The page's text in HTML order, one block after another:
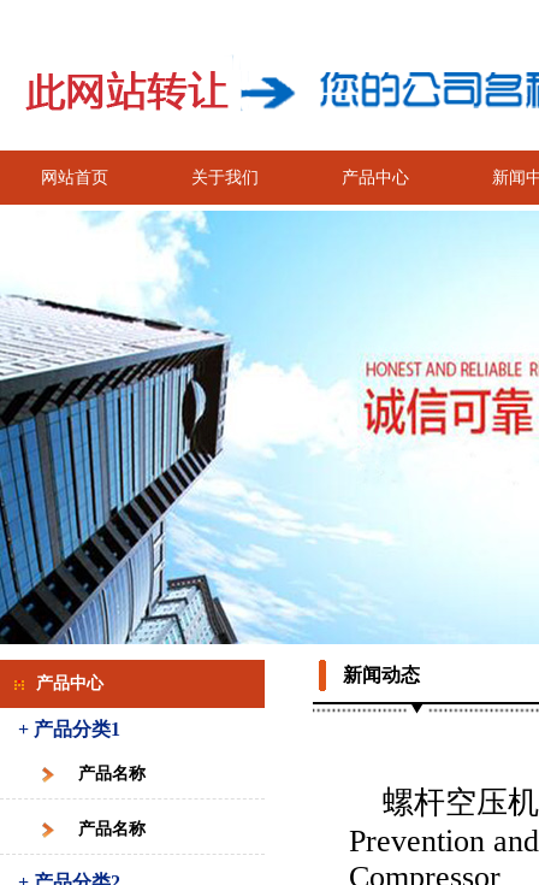
网站首页 关于我们 产品中心 新闻
产品中心
+ 产品分类1
产品名称
产品名称
新闻动态
螺杆空压
Prevention
Compressor